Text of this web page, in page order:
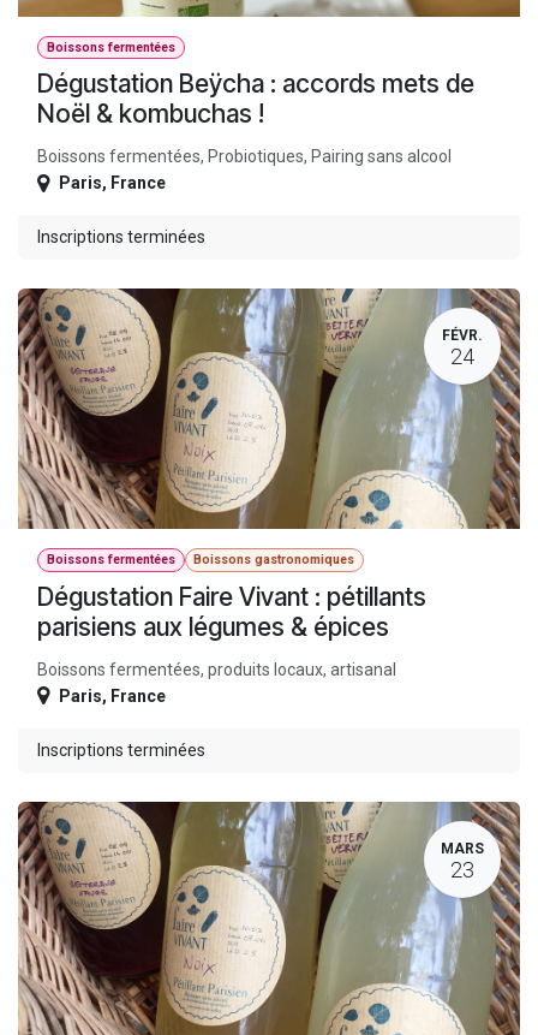
Boissons fermentées
Dégustation Beÿcha : accords mets de
Noël & kombuchas !
Boissons fermentées, Probiotiques, Pairing sans alcool
Paris, France
Inscriptions terminées
FÉVR.
24
Boissons fermentées Boissons gastronomiques
Dégustation Faire Vivant : pétillants
parisiens aux légumes & épices
Boissons fermentées, produits locaux, artisanal
Paris, France
Inscriptions terminées
MARS
23